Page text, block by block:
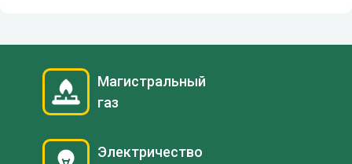
Магистральный
газ
Электричество